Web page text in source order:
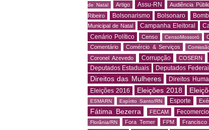
de Natal
Artigo Assu-RN Audiência
Ribeiro
Bolsonarismo Bolsonaro
Municipal de Natal
Campanha Eleitoral
Cenário Político Censo CensoMossoró
Comentário Comércio & Serviços
Coronel Azevedo Corrupção COSERN
Deputados Estaduais Deputados
Direitos das Mulheres Direitos
Eleições 2016 Eleições 2018
ESMARN Espírito Santo/RN Esporte
Fátima Bezerra FECAM Fecomercio
Florânia/RN Fora Temer FPM Francisco